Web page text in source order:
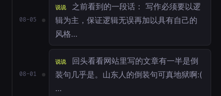
08-05
说说
之前看到的一段话： 写作必须要以逻
辑为主，保证逻辑无误再加以具有自己的
风格…
08-01
说说
回头看看网站里写的文章有一半是倒
装句几乎是。山东人的倒装句可真地狱啊:(
…